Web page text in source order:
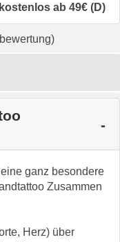
kostenlos ab 49€ (D)
ganz besondere
Zusammen
Herz) über